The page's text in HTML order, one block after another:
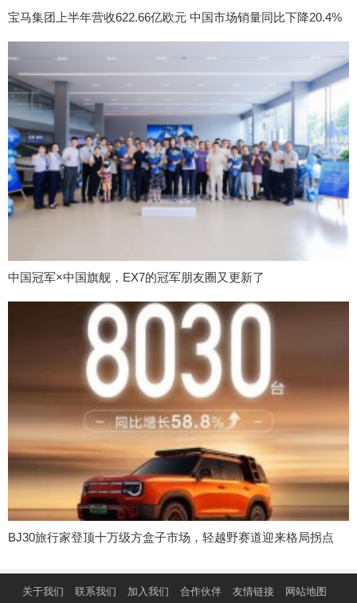
宝马集团上半年营收622.66亿欧元 中国市场销量同比下降20.4%
中国冠军×中国旗舰，EX7的冠军朋友圈又更新了
BJ30旅行家登顶十万级方盒子市场，轻越野赛道迎来格局拐点
关于我们 联系我们 加入我们 合作伙伴 友情链接 网站地图